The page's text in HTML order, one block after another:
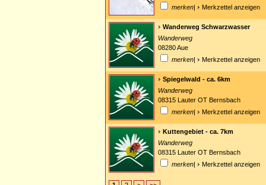
merken| Merkzettel anzeigen
Wanderweg Schwarzwasser
Wanderweg
08280 Aue
merken| Merkzettel anzeigen
Spiegelwald - ca. 6km
Wanderweg
08315 Lauter OT Bernsbach
merken| Merkzettel anzeigen
Kuttengebiet - ca. 7km
Wanderweg
08315 Lauter OT Bernsbach
merken| Merkzettel anzeigen